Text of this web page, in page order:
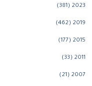
2023 (381)
2019 (462)
2015 (177)
2011 (33)
2007 (21)